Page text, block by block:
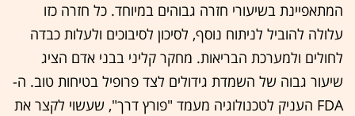
המתאפיינת בשיעורי חזרה גבוהים במיוחד. כל חזרה כזו
עלולה להוביל לניתוח נוסף, לסיכון לסיבוכים ולעלות כבדה
לחולים ולמערכת הבריאות. מחקר קליני בבני אדם הציג
שיעור גבוה של השמדת גידולים לצד פרופיל בטיחות טוב. ה-
FDA העניק לטכנולוגיה מעמד "פורץ דרך", שעשוי לקצר את